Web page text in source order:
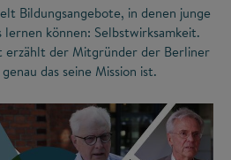
Bildungsangebote, in denen junge
können: Selbstwirksamkeit.
der Mitgründer der Berliner
das seine Mission ist.